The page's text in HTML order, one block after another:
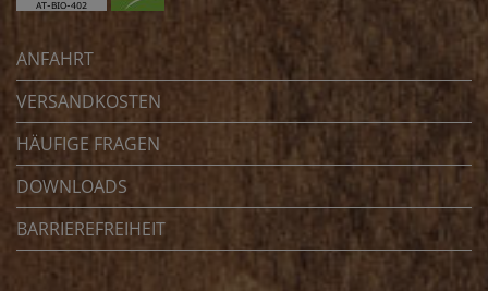
ANFAHRT
VERSANDKOSTEN
HÄUFIGE FRAGEN
DOWNLOADS
BARRIEREFREIHEIT